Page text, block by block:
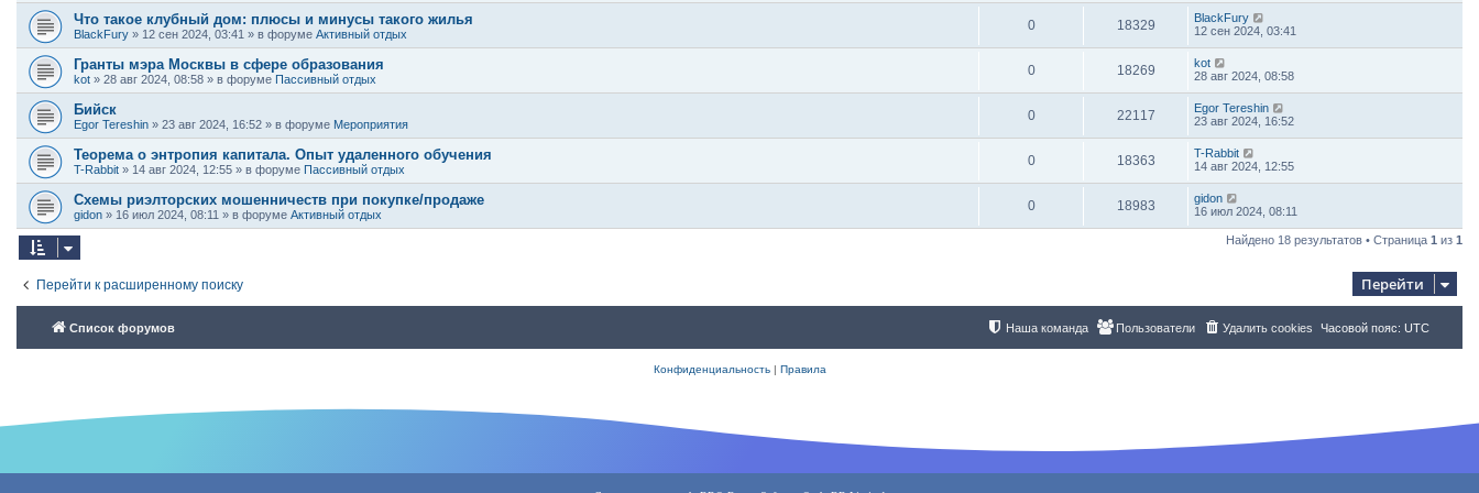
Что такое клубный дом: плюсы и минусы такого жилья
BlackFury » 12 сен 2024, 03:41 » в форуме Активный отдых
0 18329
BlackFury
12 сен 2024, 03:41
Гранты мэра Москвы в сфере образования
kot » 28 авг 2024, 08:58 » в форуме Пассивный отдых
0 18269
kot
28 авг 2024, 08:58
Бийск
Egor Tereshin » 23 авг 2024, 16:52 » в форуме Мероприятия
0 22117
Egor Tereshin
23 авг 2024, 16:52
Теорема о энтропия капитала. Опыт удаленного обучения
T-Rabbit » 14 авг 2024, 12:55 » в форуме Пассивный отдых
0 18363
T-Rabbit
14 авг 2024, 12:55
Схемы риэлторских мошенничеств при покупке/продаже
gidon » 16 июл 2024, 08:11 » в форуме Активный отдых
0 18983
gidon
16 июл 2024, 08:11
Найдено 18 результатов • Страница 1 из 1
Перейти к расширенному поиску Перейти
Список форумов Часовой пояс: UTC
Удалить cookies
Пользователи
Наша команда
Конфиденциальность| Правила